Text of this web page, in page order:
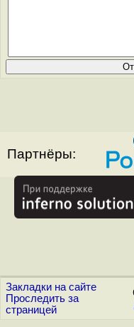
Партнёры:
Закладки на сайте
Проследить за
страницей